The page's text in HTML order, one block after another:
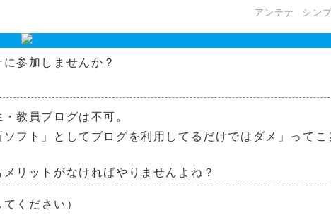
アンテナ シン
参加しませんか？
教員ブログは不可。
フト」としてブログを利用してるだけではダメ」ってこ
リットがなければやりませんよね？
ください）